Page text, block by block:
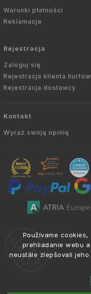
Používame cookies,
prehliadanie webu
neustále zlepšovali
Warunki płatności
Reklamacje
Rejestracja
Zaloguj się
Rejestracja klienta
Rejestracja dostawcy
Kontakt
Wyraź swoją opinię